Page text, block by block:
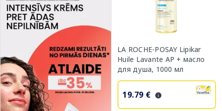
LA ROCHE-POSAY Lipikar
Huile Lavante AP + масло
для душа, 1000 мл
19.79 €